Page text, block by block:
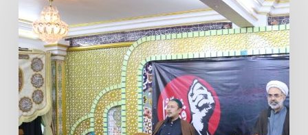
ICC
Jakarta:
Syaikh
Mohammad
Sharifani
Mengingatkan
Lima